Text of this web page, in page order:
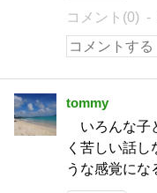
コメント(0)
tommy
いろんな子
く苦しい話し
うな感覚にな